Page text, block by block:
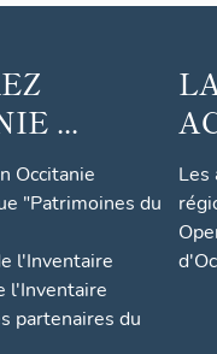
...
Occitanie
"Patrimoines du
l'Inventaire
l'Inventaire
partenaires du
Les